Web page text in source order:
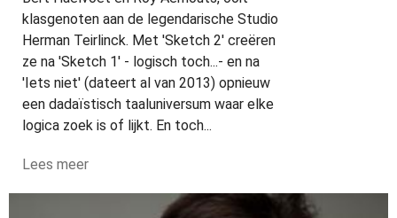
klasgenoten aan de legendarische Studio
Herman Teirlinck. Met 'Sketch 2' creëren
ze na 'Sketch 1' - logisch toch...- en na
'Iets niet' (dateert al van 2013) opnieuw
een dadaïstisch taaluniversum waar elke
logica zoek is of lijkt. En toch...
Lees meer